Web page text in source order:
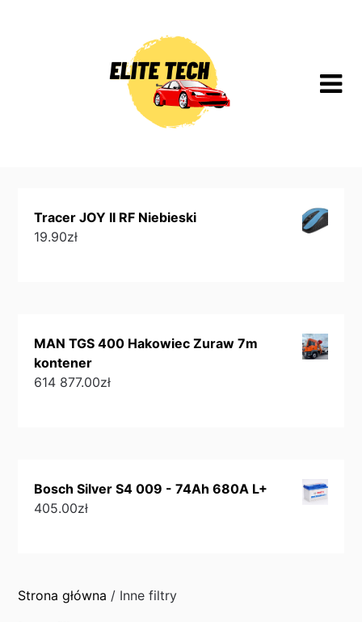
Tracer JOY II RF Niebieski
19.90zł
MAN TGS 400 Hakowiec Zuraw 7m
kontener
614 877.00zł
Bosch Silver S4 009 - 74Ah 680A L+
405.00zł
Strona główna / Inne filtry